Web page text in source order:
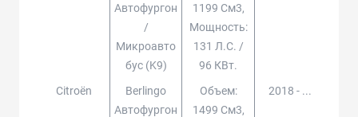
Автофургон
/
Микроавто
Бус (k9)
1199 См3,
Мощность:
131 Л.с. /
96 КВт.
Citroën
Berlingo
Автофургон
Объем:
1499 См3,
2018 - ...